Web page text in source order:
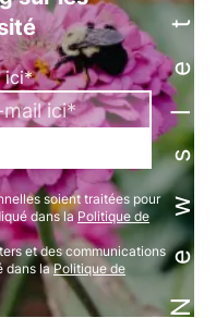
ici*
soient traitées pour
dans laPolitique de
et des communications
dans laPolitique de